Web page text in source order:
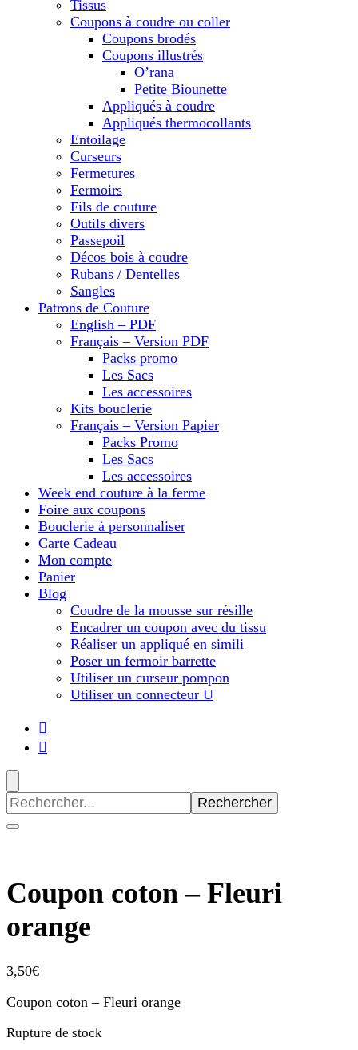
Tissus
Coupons à coudre ou coller
Coupons brodés
Coupons illustrés
O’rana
Petite Biounette
Appliqués à coudre
Appliqués thermocollants
Entoilage
Curseurs
Fermetures
Fermoirs
Fils de couture
Outils divers
Passepoil
Décos bois à coudre
Rubans / Dentelles
Sangles
Patrons de Couture
English – PDF
Français – Version PDF
Packs promo
Les Sacs
Les accessoires
Kits bouclerie
Français – Version Papier
Packs Promo
Les Sacs
Les accessoires
Week end couture à la ferme
Foire aux coupons
Bouclerie à personnaliser
Carte Cadeau
Mon compte
Panier
Blog
Coudre de la mousse sur résille
Encadrer un coupon avec du tissu
Réaliser un appliqué en simili
Poser un fermoir barrette
Utiliser un curseur pompon
Utiliser un connecteur U
Recherche
pour
:
Coupon coton – Fleuri
orange
3,50€
Coupon coton – Fleuri orange
Rupture de stock